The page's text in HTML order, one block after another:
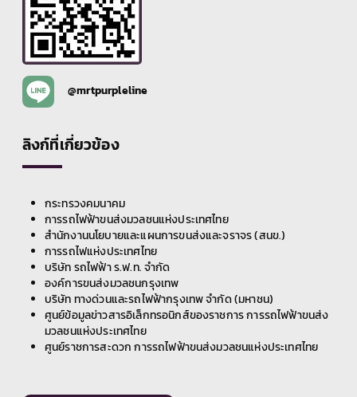
@mrtpurpleline
ลิงก์ที่เกี่ยวข้อง
กระทรวงคมนาคม
การรถไฟฟ้าขนส่งมวลชนแห่งประเทศไทย
สำนักงานนโยบายและแผนการขนส่งและจราจร (สนข.)
การรถไฟแห่งประเทศไทย
บริษัท รถไฟฟ้า ร.ฟ.ท. จำกัด
องค์การขนส่งมวลชนกรุงเทพ
บริษัท ทางด่วนและรถไฟฟ้ากรุงเทพ จำกัด (มหาชน)
ศูนย์ข้อมูลข่าวสารอิเล็กทรอนิกส์ของราชการ การรถไฟฟ้าขนส่ง
มวลชนแห่งประเทศไทย
ศูนย์ราชการสะดวก การรถไฟฟ้าขนส่งมวลชนแห่งประเทศไทย